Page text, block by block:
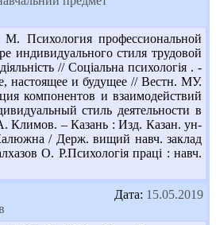
Психология профессиональной
стиля трудовой
// Соціальна психологія . -
настоящее и будущее // Вестн. МУ.
компонентов и взаимодействий
стиль деятельности в
Климов. – Казань : Изд. Казан. ун-
/ Держ. вищий навч. заклад
О. Р.Психологія праці : навч.
Дата: 15.05.2019